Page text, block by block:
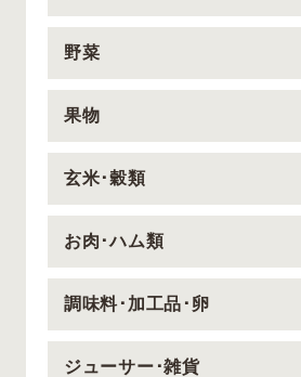
野菜
果物
玄米･穀類
お肉･ハム類
調味料･加工品･卵
ジューサー･雑貨